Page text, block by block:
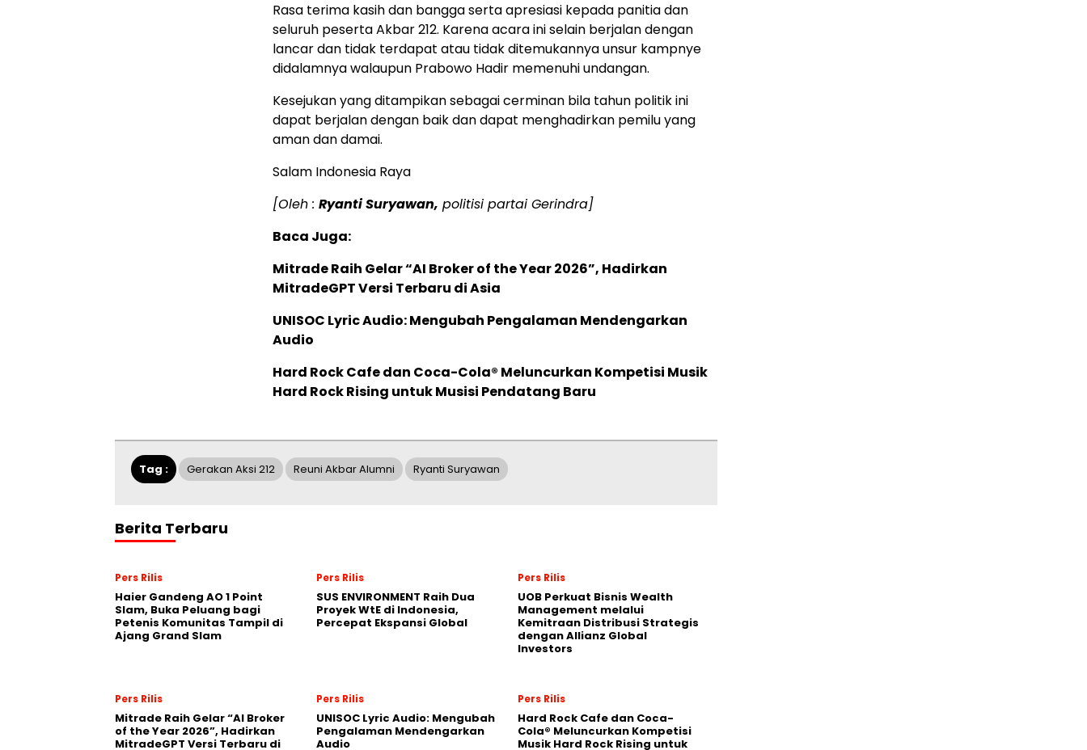
Rasa terima kasih dan bangga serta apresiasi kepada panitia dan
seluruh peserta Akbar 212. Karena acara ini selain berjalan dengan
lancar dan tidak terdapat atau tidak ditemukannya unsur kampnye
didalamnya walaupun Prabowo Hadir memenuhi undangan.
Kesejukan yang ditampikan sebagai cerminan bila tahun politik ini
dapat berjalan dengan baik dan dapat menghadirkan pemilu yang
aman dan damai.
Salam Indonesia Raya
[Oleh : Ryanti Suryawan, politisi partai Gerindra]
Baca Juga:
Mitrade Raih Gelar “AI Broker of the Year 2026”, Hadirkan
MitradeGPT Versi Terbaru di Asia
UNISOC Lyric Audio: Mengubah Pengalaman Mendengarkan
Audio
Hard Rock Cafe dan Coca-Cola® Meluncurkan Kompetisi Musik
Hard Rock Rising untuk Musisi Pendatang Baru
Tag : Gerakan Aksi 212 Reuni Akbar Alumni Ryanti Suryawan
Berita Terbaru
Pers Rilis
Haier Gandeng AO 1 Point
Slam, Buka Peluang bagi
Petenis Komunitas Tampil di
Ajang Grand Slam
Pers Rilis
SUS ENVIRONMENT Raih Dua
Proyek WtE di Indonesia,
Percepat Ekspansi Global
Pers Rilis
UOB Perkuat Bisnis Wealth
Management melalui
Kemitraan Distribusi Strategis
dengan Allianz Global
Investors
Pers Rilis
Mitrade Raih Gelar “AI Broker
of the Year 2026”, Hadirkan
MitradeGPT Versi Terbaru di
Pers Rilis
UNISOC Lyric Audio: Mengubah
Pengalaman Mendengarkan
Audio
Pers Rilis
Hard Rock Cafe dan Coca-
Cola® Meluncurkan Kompetisi
Musik Hard Rock Rising untuk